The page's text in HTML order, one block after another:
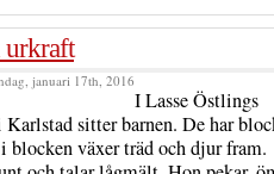
urkraft
januari 17th, 2016
I Lasse Östlings
sitter barnen. De har
blocken växer träd och djur fram.